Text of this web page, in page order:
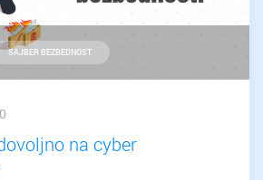
SAJBER BEZBEDNOST
na cyber